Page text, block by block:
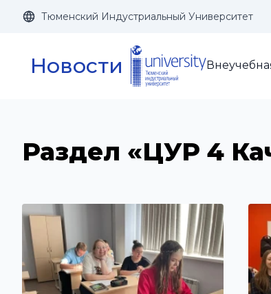
Тюменский Индустриальный Университет
Новости
Раздел «ЦУР 4